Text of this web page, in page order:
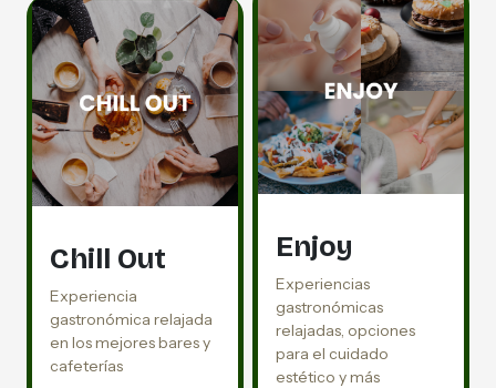
Chill Out
Experiencia
gastronómica relajada
en los mejores bares y
cafeterías
Enjoy
Experiencias
gastronómicas
relajadas, opciones
para el cuidado
estético y más